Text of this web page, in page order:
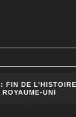
FIN DE
ROYAUME-UNI